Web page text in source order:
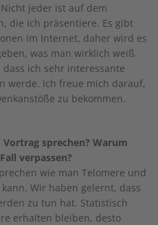
jeder ist auf dem
die ich präsentiere. Es gibt
im Internet, daher wird es
was man wirklich weiß.
ich sehr interessante
werde. Ich freue mich darauf,
zu bekommen.
sprechen? Warum
verpassen?
wie man Telomere und
Wir haben gelernt, dass
zu tun hat. Statistisch
erhalten bleiben, desto